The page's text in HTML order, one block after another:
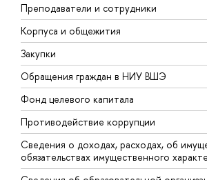
Преподаватели и сотрудники
Корпуса и общежития
Закупки
Обращения граждан в НИУ ВШЭ
Фонд целевого капитала
Противодействие коррупции
Сведения о доходах, расходах, об
обязательствах имущественного